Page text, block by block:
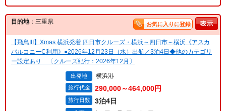
目的地：三重県 お気に入りに登録
【飛鳥III】Xmas 横浜発着 四日市クルーズ・横浜～四日市～横浜《アスカ
バルコニーC利用》●2026年12月23日（水）出航／3泊4日◆他のカテゴリ
ー設定あり 〔クルーズ紀行：2026年12月〕
出発地 横浜港
旅行代金 290,000～464,000円
旅行日数 3泊4日